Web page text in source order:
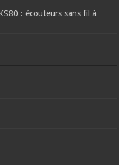
: écouteurs sans fil à